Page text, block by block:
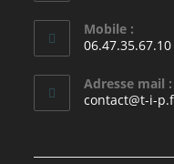
Mobile :
06.47.35.67.10
Adresse mail :
contact@t-i-